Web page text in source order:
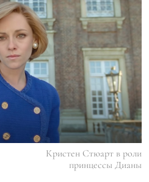
Кристен Стюарт в роли
принцессы Дианы